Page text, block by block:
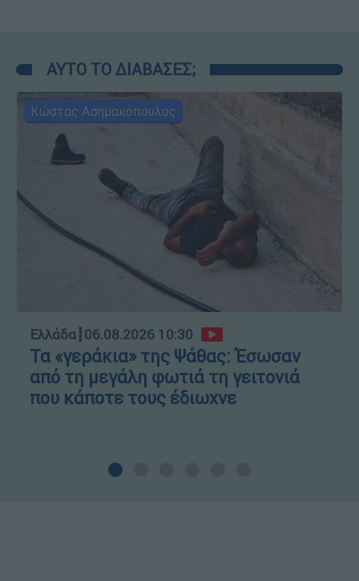
ΑΥΤΟ ΤΟ ΔΙΑΒΑΣΕΣ;
Κώστας Ασημακόπουλος
Ελλάδα┋06.08.2026 10:30
Τα «γεράκια» της Ψάθας: Έσωσαν
από τη μεγάλη φωτιά τη γειτονιά
που κάποτε τους έδιωχνε